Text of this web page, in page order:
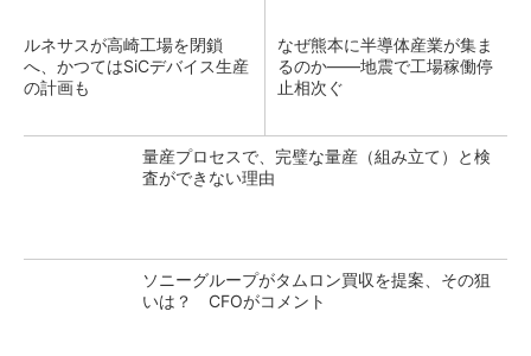
ルネサスが高崎工場を閉鎖
へ、かつてはSiCデバイス生産
の計画も
なぜ熊本に半導体産業が集ま
るのか――地震で工場稼働停
止相次ぐ
量産プロセスで、完璧な量産（組み立て）と検
査ができない理由
ソニーグループがタムロン買収を提案、その狙
いは？ CFOがコメント